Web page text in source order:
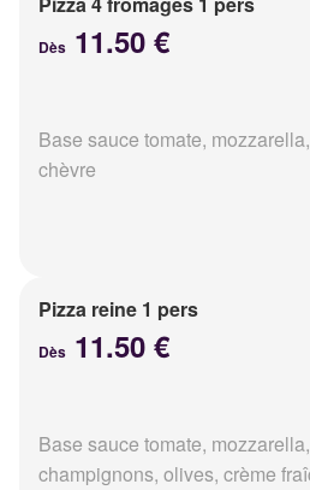
Dès 11.50 €
Base sauce tomate,
chèvre
Pizza reine 1 pers
Dès 11.50 €
Base sauce tomate,
champignons, olives, crème